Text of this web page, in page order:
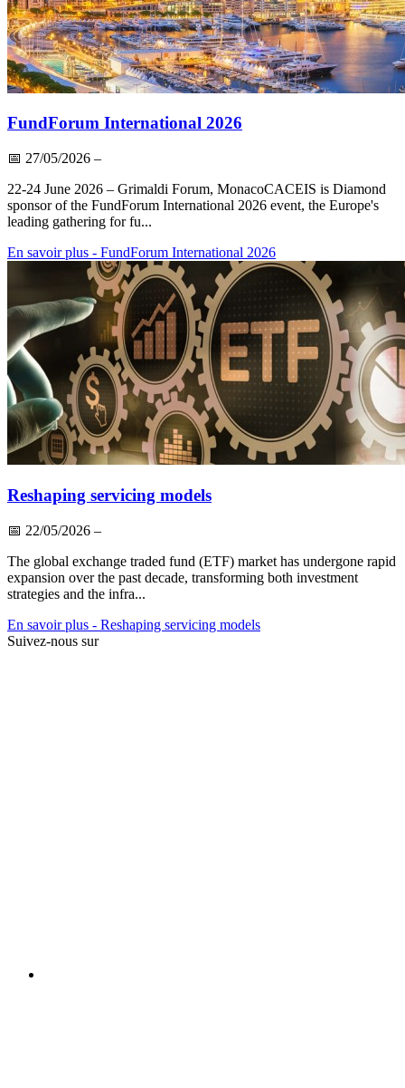
FundForum International 2026
📅 27/05/2026 –
22-24 June 2026 – Grimaldi Forum, MonacoCACEIS is Diamond
sponsor of the FundForum International 2026 event, the Europe's
leading gathering for fu...
En savoir plus - FundForum International 2026
Reshaping servicing models
📅 22/05/2026 –
The global exchange traded fund (ETF) market has undergone rapid
expansion over the past decade, transforming both investment
strategies and the infra...
En savoir plus - Reshaping servicing models
Suivez-nous sur